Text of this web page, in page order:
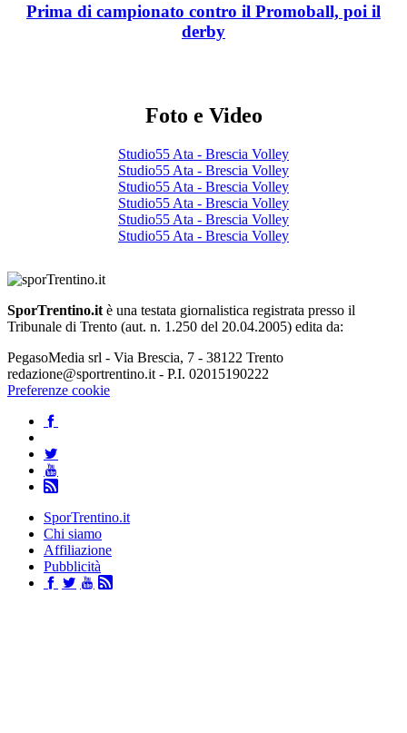
Prima di campionato contro il Promoball, poi il
derby
Foto e Video
Studio55 Ata - Brescia Volley
Studio55 Ata - Brescia Volley
Studio55 Ata - Brescia Volley
Studio55 Ata - Brescia Volley
Studio55 Ata - Brescia Volley
Studio55 Ata - Brescia Volley
SporTrentino.it è una testata giornalistica registrata presso il
Tribunale di Trento (aut. n. 1.250 del 20.04.2005) edita da:
PegasoMedia srl - Via Brescia, 7 - 38122 Trento
redazione@sportrentino.it - P.I. 02015190222
Preferenze cookie
SporTrentino.it
Chi siamo
Affiliazione
Pubblicità